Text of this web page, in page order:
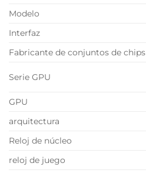
Modelo
Interfaz
Fabricante de conjuntos de chips
Serie GPU
GPU
arquitectura
Reloj de núcleo
reloj de juego